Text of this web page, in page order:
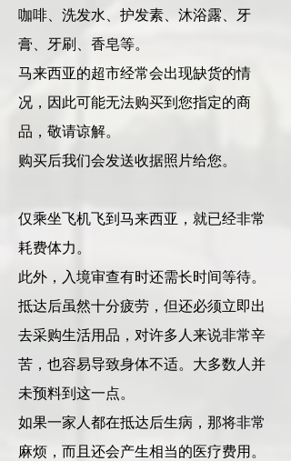
咖啡、洗发水、护发素、沐浴露、牙
膏、牙刷、香皂等。
马来西亚的超市经常会出现缺货的情
况，因此可能无法购买到您指定的商
品，敬请谅解。
购买后我们会发送收据照片给您。
仅乘坐飞机飞到马来西亚，就已经非常
耗费体力。
此外，入境审查有时还需长时间等待。
抵达后虽然十分疲劳，但还必须立即出
去采购生活用品，对许多人来说非常辛
苦，也容易导致身体不适。大多数人并
未预料到这一点。
如果一家人都在抵达后生病，那将非常
麻烦，而且还会产生相当的医疗费用。